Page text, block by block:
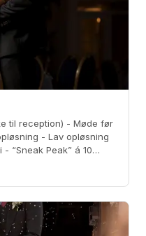
til reception) - Møde før
- Lav opløsning
“Sneak Peak” á 10